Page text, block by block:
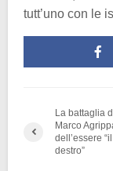
tutt’uno con le
La battaglia
Marco
dell’essere
destro”